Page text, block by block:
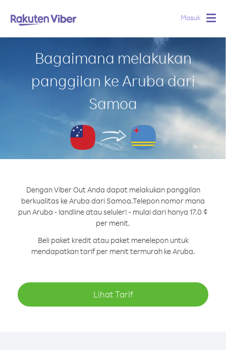
Masuk
Bagaimana melakukan
panggilan ke Aruba dari
Samoa
Dengan Viber Out Anda dapat melakukan panggilan
berkualitas ke Aruba dari Samoa.Telepon nomor mana
pun Aruba - landline atau seluler! - mulai dari hanya 17.0 ¢
per menit.
Beli paket kredit atau paket menelepon untuk
mendapatkan tarif per menit termurah ke Aruba.
Lihat Tarif